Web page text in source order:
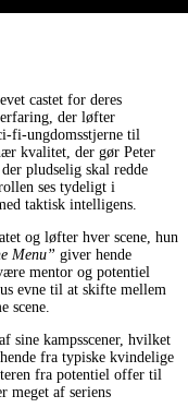
castet for deres
der løfter
fi-ungdomsstjerne til
kvalitet, der gør Peter
pludselig skal redde
ses tydeligt i
taktisk intelligens.
og løfter hver scene, hun
Menu” giver hende
mentor og potentiel
evne til at skifte mellem
scene.
sine kampsscener, hvilket
fra typiske kvindelige
fra potentiel offer til
meget af seriens